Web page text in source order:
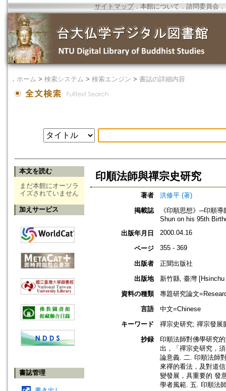
サイトマップ．本館について ． 諮問委員会 ．
． ホーム > 検索システム > 検索エンジン > 書誌の詳細内容
本文を読む
まだ本館にオーソラ
イズされていません
加えサービス
書誌管理
印順法師與禪宗史研究
著者
洪修平 (著)
掲載誌
《印順思想》─印順
Shun on his 95th
出版年月日
2000.04.16
ページ 355 - 369
出版者
正聞出版社
出版地
新竹縣, 臺灣
資料の種類
專題研究論文
言語
中文=Chinese
キーワード
禪宗史研究; 禪宗發展
抄録
印順法師對佛學研究
出，「禪宗史研究，
論意義. 二. 印順法師
來禪的看法，及對道
變發展，具重要的 發
學者風範. 五. 印順法